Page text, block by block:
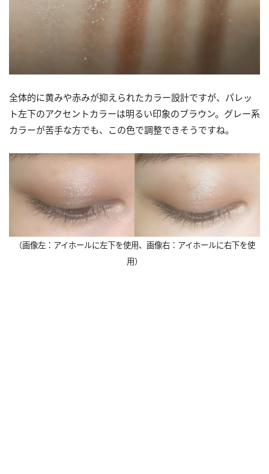
全体的に黄みや赤みが抑えられたカラー設計ですが、パレッ
ト左下のアクセントカラーは明るい印象のブラウン。グレー系
カラーが苦手な方でも、この色で調整できそうですね。
（画像左：アイホールに左下を使用、画像右：アイホールに右下を使
用）